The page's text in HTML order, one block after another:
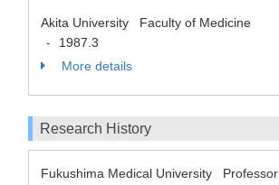
Akita University Faculty of Medicine
-
1987.3
More details
Research History
Fukushima Medical University Professor